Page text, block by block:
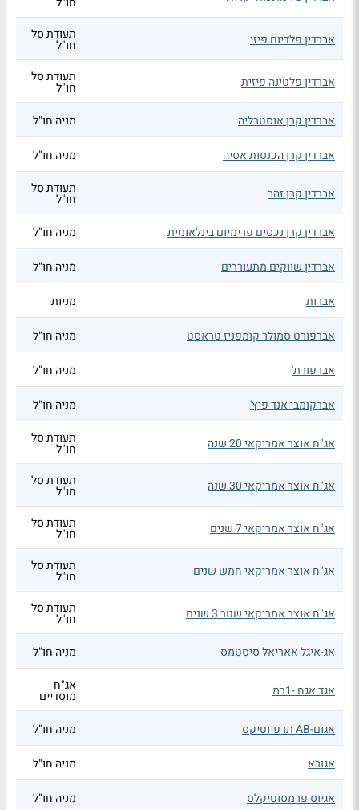
אברדין פלדיום פיזי תעודת סל
חו"ל
אברדין פלטינה פיזית תעודת סל
חו"ל
אברדין קרן אוסטרליה
מניה חו"ל
אברדין קרן הכנסות אסיה מניה חו"ל
אברדין קרן זהב תעודת סל
חו"ל
אברדין קרן נכסים פרימיום בינלאומית
מניה חו"ל
אברדין שווקים מתעוררים מניה חו"ל
אברות מניות
אברפורט סמולר קומפניז טראסט מניה חו"ל
אברפורת' מניה חו"ל
אברקומבי אנד פיץ' מניה חו"ל
אג"ח אוצר אמריקאי 20 שנה תעודת סל
חו"ל
אג"ח אוצר אמריקאי 30 שנה תעודת סל
חו"ל
אג"ח אוצר אמריקאי 7 שנים תעודת סל
חו"ל
אג"ח אוצר אמריקאי חמש שנים תעודת סל
חו"ל
אג"ח אוצר אמריקאי שטר 3 שנים תעודת סל
חו"ל
אג-איגל אאריאל סיסטמס
מניה חו"ל
אגד אגח -1רמ אג"ח
מוסדיים
אגום-AB תרפיוטיקס
מניה חו"ל
אגורא מניה חו"ל
אגיוס פרמסוטיקלס מניה חו"ל